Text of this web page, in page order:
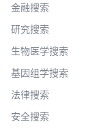
金融搜索
研究搜索
生物医学搜索
基因组学搜索
法律搜索
安全搜索